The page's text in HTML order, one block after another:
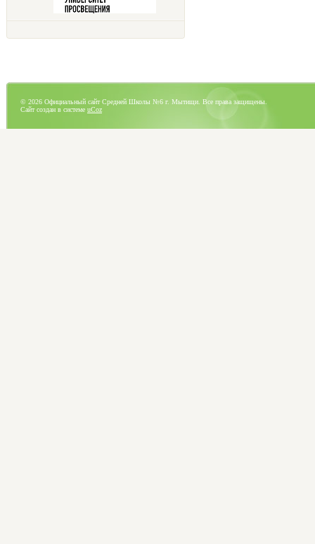
© 2026 Официальный сайт Средней Школы №6 г. Мытищи. Все права защищены.
Сайт создан в системе uCoz